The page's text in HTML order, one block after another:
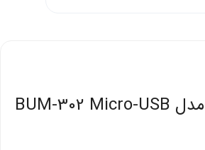
کابل شارژ بیاند مدل BUM-302 Micro-USB